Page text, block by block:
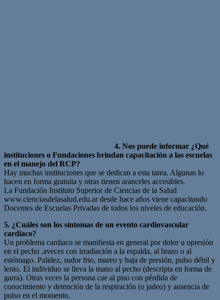
4. Nos puede informar ¿Qué
instituciones o Fundaciones brindan capacitación a las escuelas
en el manejo del RCP?
Hay muchas instituciones que se dedican a esta tarea. Algunas lo
hacen en forma gratuita y otras tienen aranceles accesibles.
La Fundación Instituto Superior de Ciencias de la Salud
www.cienciasdelasalud.edu.ar desde hace años viene capacitando
Docentes de Escuelas Privadas de todos los niveles de educación.
5. ¿Cuáles son los síntomas de un evento cardiovascular
cardiaco?
Un problema cardiaco se manifiesta en general por dolor u opresión
en el pecho ,aveces con irradiación a la espalda, al brazo o al
estómago. Palidez, sudor frio, mareo y baja de presión, pulso débil y
lento. El individuo se lleva la mano al pecho (descripta en forma de
garra). Otras veces la persona cae al piso con pérdida de
conocimiento y detención de la respiración (o jadeo) y ausencia de
pulso en el momento.